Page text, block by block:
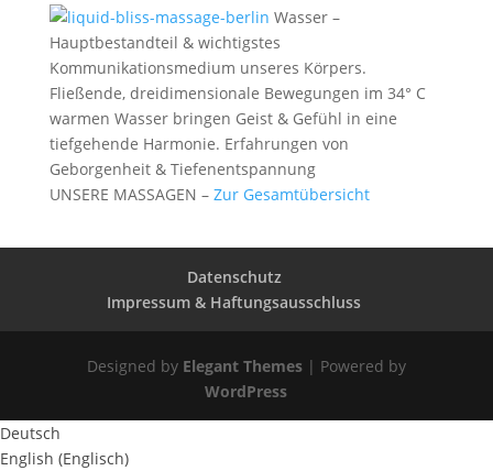
Wasser –
Hauptbestandteil & wichtigstes
Kommunikationsmedium unseres Körpers.
Fließende, dreidimensionale Bewegungen im 34° C
warmen Wasser bringen Geist & Gefühl in eine
tiefgehende Harmonie. Erfahrungen von
Geborgenheit & Tiefenentspannung
UNSERE MASSAGEN – Zur Gesamtübersicht
Datenschutz
Impressum & Haftungsausschluss
Designed by Elegant Themes| Powered by
WordPress
Deutsch
English (Englisch)